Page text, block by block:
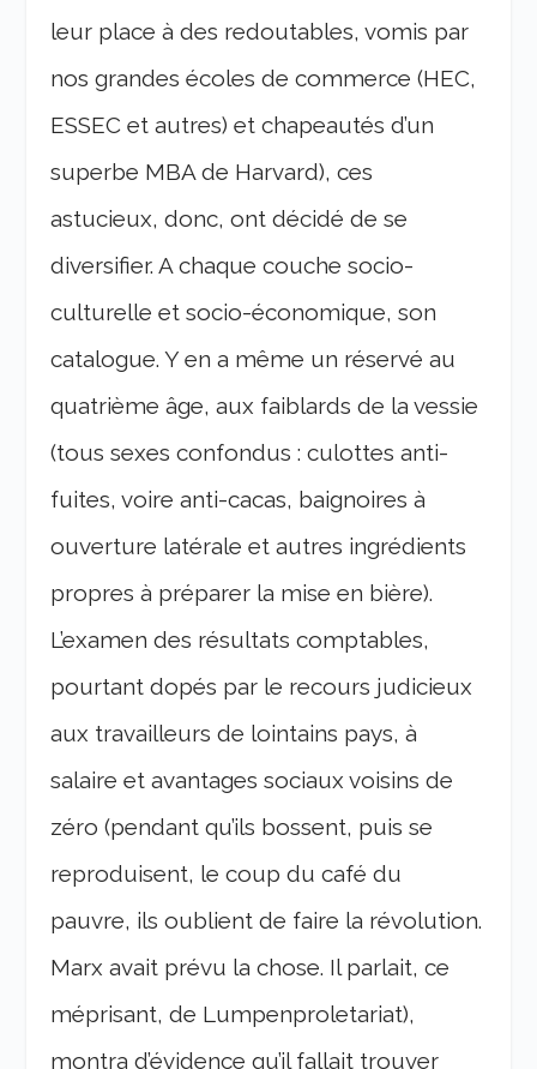
leur place à des redoutables, vomis par
nos grandes écoles de commerce (HEC,
ESSEC et autres) et chapeautés d’un
superbe MBA de Harvard), ces
astucieux, donc, ont décidé de se
diversifier. A chaque couche socio-
culturelle et socio-économique, son
catalogue. Y en a même un réservé au
quatrième âge, aux faiblards de la vessie
(tous sexes confondus : culottes anti-
fuites, voire anti-cacas, baignoires à
ouverture latérale et autres ingrédients
propres à préparer la mise en bière).
L’examen des résultats comptables,
pourtant dopés par le recours judicieux
aux travailleurs de lointains pays, à
salaire et avantages sociaux voisins de
zéro (pendant qu’ils bossent, puis se
reproduisent, le coup du café du
pauvre, ils oublient de faire la révolution.
Marx avait prévu la chose. Il parlait, ce
méprisant, de Lumpenproletariat),
montra d’évidence qu’il fallait trouver